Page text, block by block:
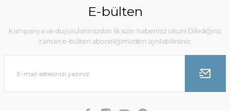
E-bülten
Kampanya ve duyurularımızdan ilk sizin haberiniz olsun! Dilediğiniz
zaman e-bülten aboneliğimizden ayrılabilirsiniz.